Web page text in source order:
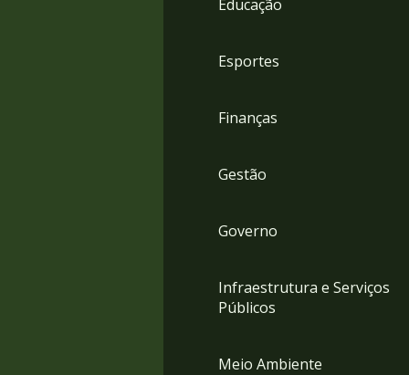
Educação
Esportes
Finanças
Gestão
Governo
Infraestrutura e Serviços
Públicos
Meio Ambiente